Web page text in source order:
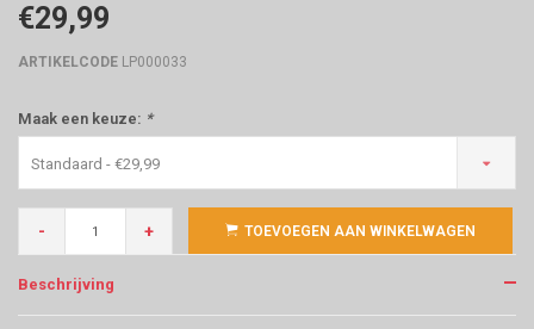
€29,99
ARTIKELCODE LP000033
Maak een keuze: *
Standaard - €29,99
- + TOEVOEGEN AAN WINKELWAGEN
Beschrijving